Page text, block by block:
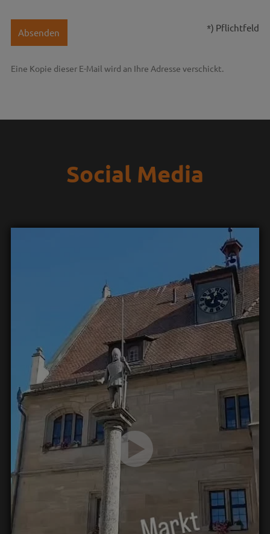
Absenden *) Pflichtfeld
Eine Kopie dieser E-Mail wird an Ihre Adresse verschickt.
Social Media